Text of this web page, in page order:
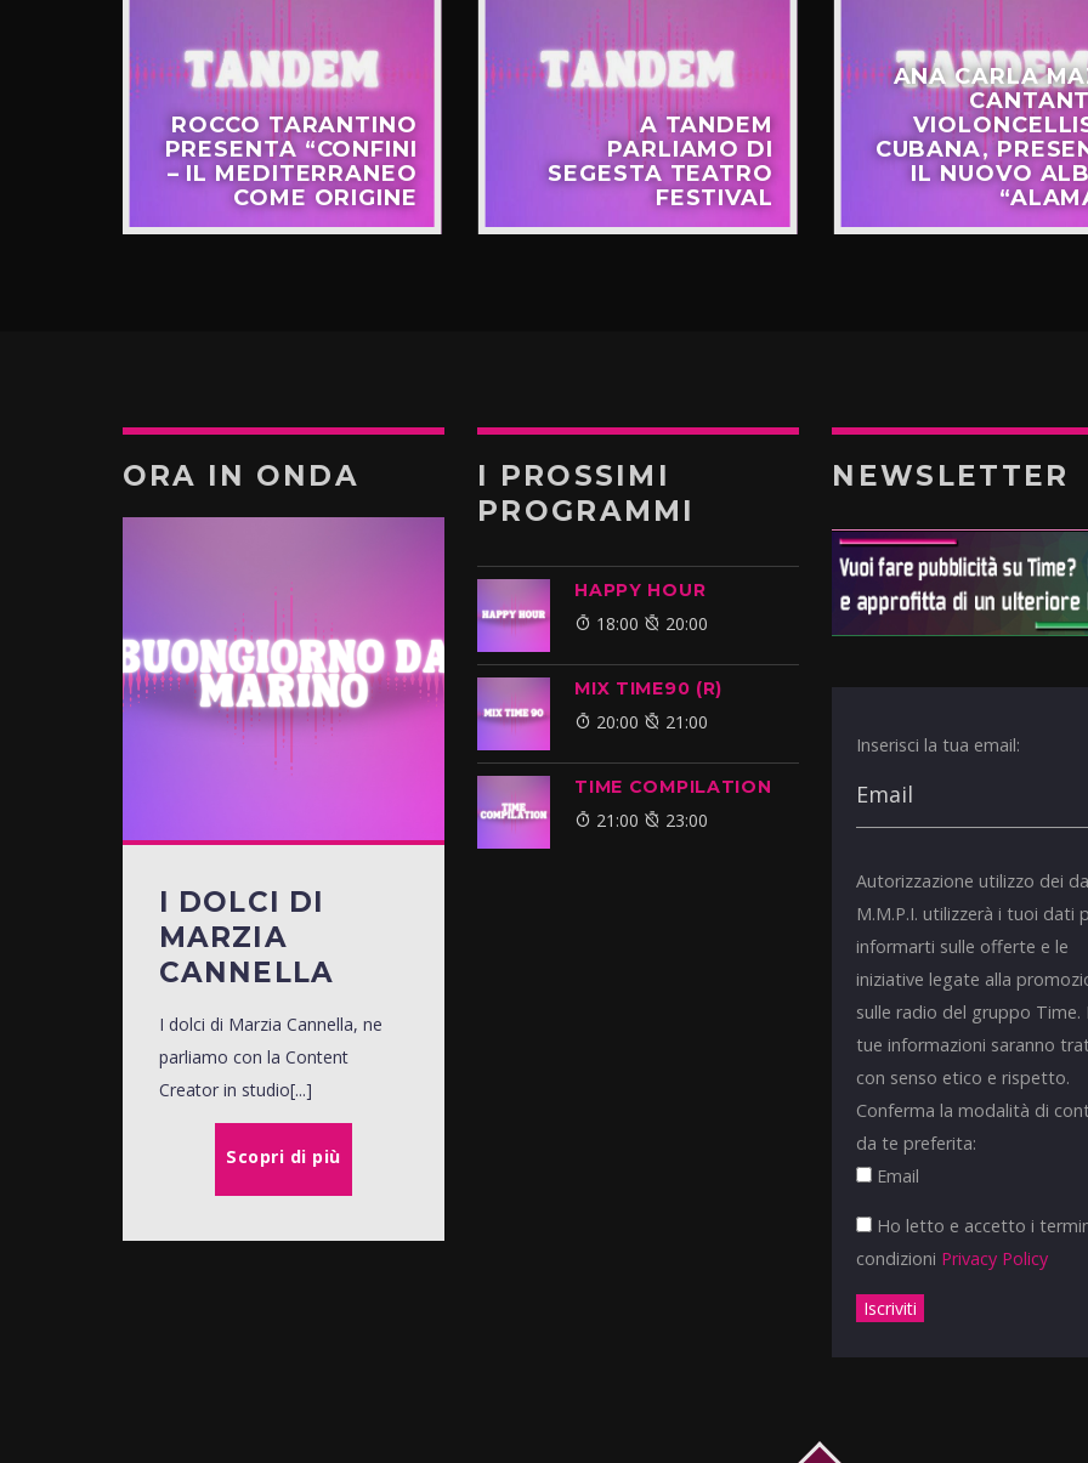
ROCCO TARANTINO
PRESENTA “CONFINI
– IL MEDITERRANEO
COME ORIGINE
A TANDEM
PARLIAMO DI
SEGESTA TEATRO
FESTIVAL
ANA CARLA
CUBANA,
IL NUOVO
ORA IN ONDA
I DOLCI DI
MARZIA
CANNELLA
I dolci di Marzia Cannella, ne
parliamo con la Content
Creator in studio[...]
Scopri di più
I PROSSIMI
PROGRAMMI
HAPPY HOUR
18:00 20:00
MIX TIME90 (R)
20:00 21:00
TIME COMPILATION
21:00 23:00
NEWSLETTER
Inserisci la tua email:
Autorizzazione utilizzo dei
M.M.P.I. utilizzerà i tuoi dati
informarti sulle offerte e le
iniziative legate alla
sulle radio del gruppo Time.
tue informazioni saranno
con senso etico e rispetto.
Conferma la modalità di
da te preferita:
Email
Ho letto e accetto i
condizioni Privacy Policy